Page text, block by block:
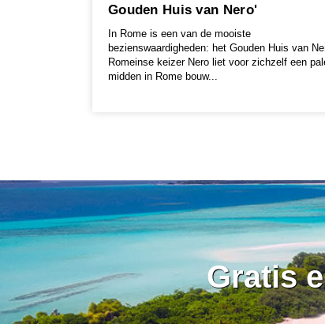
Gouden Huis van Nero'
In Rome is een van de mooiste
bezienswaardigheden: het Gouden Huis van
Romeinse keizer Nero liet voor zichzelf een
midden in Rome bouw...
Gratis